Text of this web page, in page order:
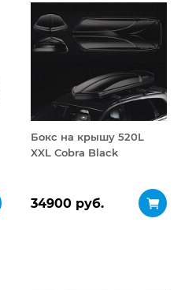
Бокс на крышу 520L
XXL Cobra Black
34900 руб.